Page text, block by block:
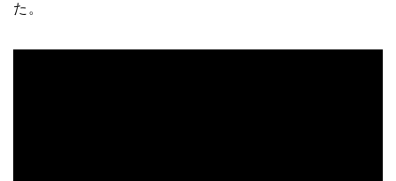
た。